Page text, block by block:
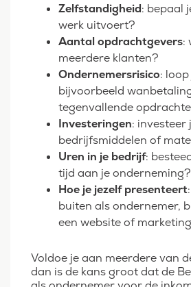
Zelfstandigheid: bepaal
werk uitvoert?
Aantal opdrachtgevers:
meerdere klanten?
Ondernemersrisico:
bijvoorbeeld
tegenvallende
Investeringen: investeer
bedrijfsmiddelen of
Uren in je bedrijf:
tijd aan je onderneming?
Hoe je jezelf presenteert
buiten als ondernemer,
een website of
Voldoe je aan meerdere van
dan is de kans groot dat de